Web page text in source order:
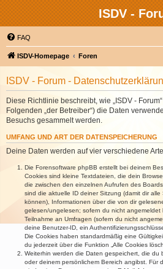
ISDV -
FAQ
ISDV-Homepage Foren
ISDV - Forum -
Diese Richtlinie beschreibt, wie „ISDV -
Folgenden „der Betreiber“) die Daten
Besuchs gesammelt werden.
UMFANG UND ART DER DATENSPEICHERUNG
Deine Daten werden auf vier verschiedene
Die Forensoftware phpBB erstellt bei deinem
Cookies sind kleine Textdateien, die dein
die zwischen den einzelnen Aufrufen des
sind die aktuelle ID deiner Sitzung (damit dir
können), Informationen über die von dir
gelesen/ungelesen; sofern du nicht angemeldet
Teilnahme an Umfragen (sofern du nicht
deine Benutzer-ID, ein
Die Cookies haben standardmäßig eine
du jederzeit über die Funktion „Alle Cookies
Weiterhin werden die Daten gespeichert, die du
oder deinem persönlichem Bereich angibst. Für